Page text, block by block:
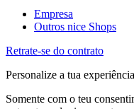
Empresa
Outros nice Shops
Retrate-se do contrato
Personalize a tua
Somente com o teu